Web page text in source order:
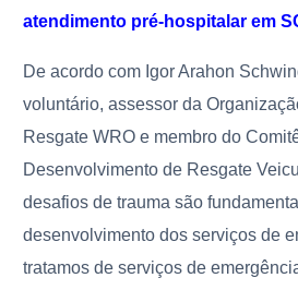
atendimento pré-hospitalar em
De acordo com Igor Arahon
voluntário, assessor da
Resgate WRO e membro do
Desenvolvimento de Resgate
desafios de trauma são
desenvolvimento dos serviços de
tratamos de serviços de